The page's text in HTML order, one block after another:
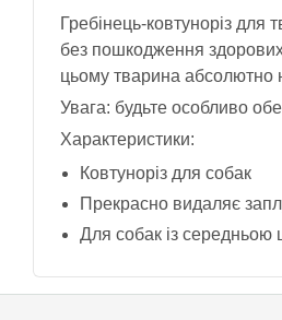
Гребінець-ковтуноріз
без пошкодження здорових
цьому тварина абсолютно
Увага: будьте особливо
Характеристики:
Ковтуноріз для собак
Прекрасно видаляє
Для собак із середньою